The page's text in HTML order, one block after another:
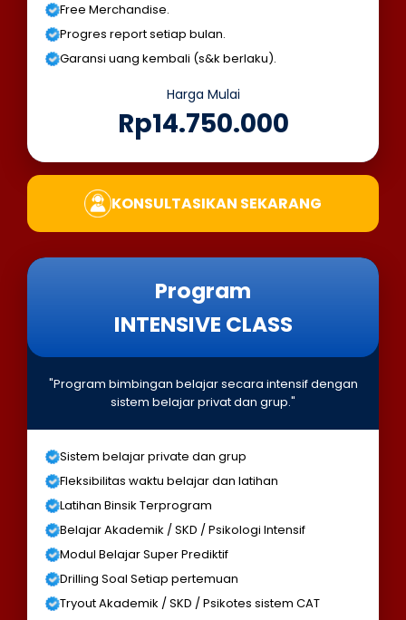
Free Merchandise.
Progres report setiap bulan.
Garansi uang kembali (s&k berlaku).
Harga Mulai
Rp14.750.000
KONSULTASIKAN SEKARANG
Program
INTENSIVE CLASS
"Program bimbingan belajar secara intensif dengan
sistem belajar privat dan grup."
Sistem belajar private dan grup
Fleksibilitas waktu belajar dan latihan
Latihan Binsik Terprogram
Belajar Akademik / SKD / Psikologi Intensif
Modul Belajar Super Prediktif
Drilling Soal Setiap pertemuan
Tryout Akademik / SKD / Psikotes sistem CAT